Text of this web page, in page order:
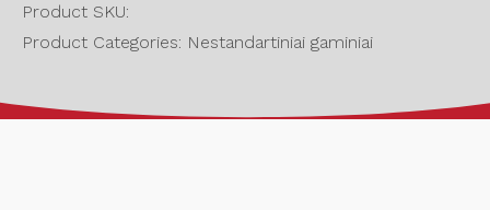
Product SKU:
Product Categories: Nestandartiniai gaminiai